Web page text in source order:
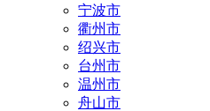
宁波市
衢州市
绍兴市
台州市
温州市
舟山市